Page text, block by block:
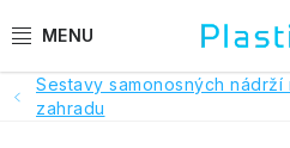
na
PRODUKTY
Sestavy samonosných
zahradu